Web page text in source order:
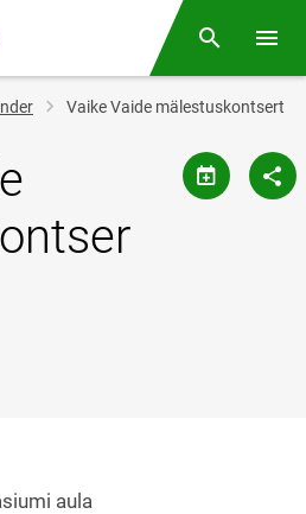
Otsing
Vaike Vaide mälestuskontsert
aula